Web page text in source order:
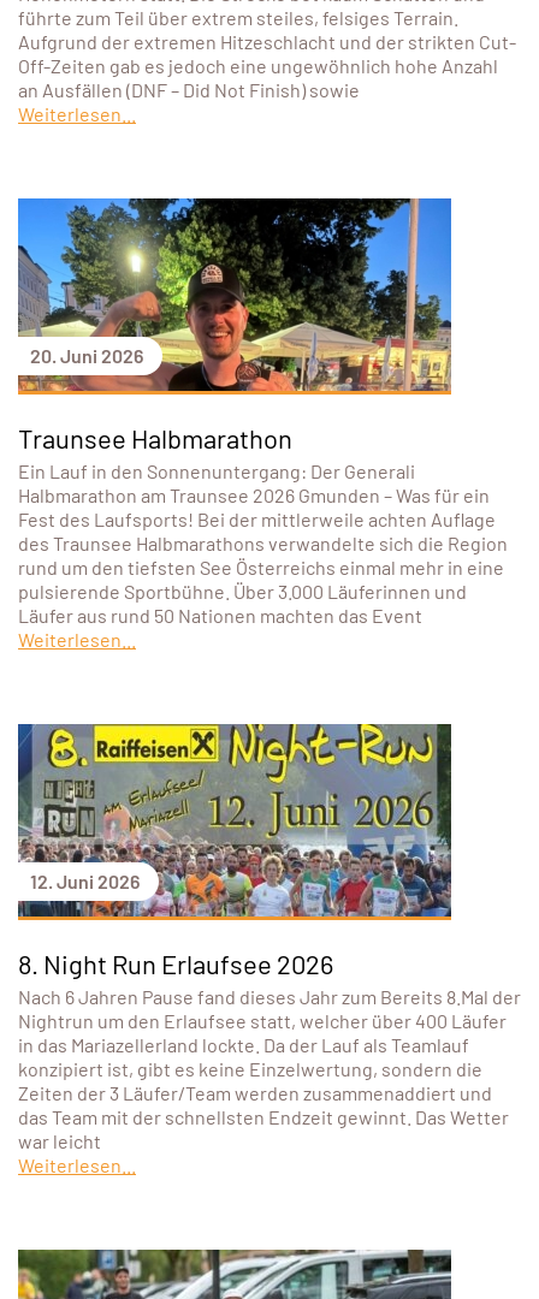
führte zum Teil über extrem steiles, felsiges Terrain.
Aufgrund der extremen Hitzeschlacht und der strikten Cut-
Off-Zeiten gab es jedoch eine ungewöhnlich hohe Anzahl
an Ausfällen (DNF – Did Not Finish) sowie
Weiterlesen...
20. Juni 2026
Traunsee Halbmarathon
Ein Lauf in den Sonnenuntergang: Der Generali
Halbmarathon am Traunsee 2026 Gmunden – Was für ein
Fest des Laufsports! Bei der mittlerweile achten Auflage
des Traunsee Halbmarathons verwandelte sich die Region
rund um den tiefsten See Österreichs einmal mehr in eine
pulsierende Sportbühne. Über 3.000 Läuferinnen und
Läufer aus rund 50 Nationen machten das Event
Weiterlesen...
12. Juni 2026
8. Night Run Erlaufsee 2026
Nach 6 Jahren Pause fand dieses Jahr zum Bereits 8.Mal der
Nightrun um den Erlaufsee statt, welcher über 400 Läufer
in das Mariazellerland lockte. Da der Lauf als Teamlauf
konzipiert ist, gibt es keine Einzelwertung, sondern die
Zeiten der 3 Läufer/Team werden zusammenaddiert und
das Team mit der schnellsten Endzeit gewinnt. Das Wetter
war leicht
Weiterlesen...